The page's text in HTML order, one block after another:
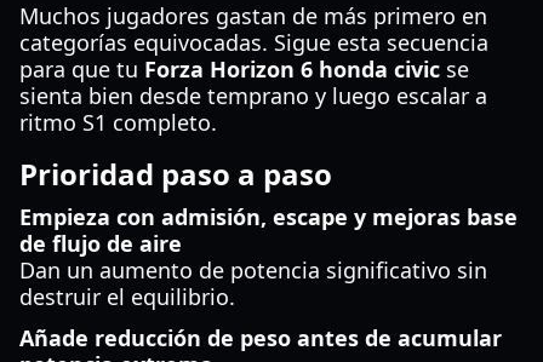
Muchos jugadores gastan de más primero en
categorías equivocadas. Sigue esta secuencia
para que tu Forza Horizon 6 honda civic se
sienta bien desde temprano y luego escalar a
ritmo S1 completo.
Prioridad paso a paso
Empieza con admisión, escape y mejoras base
de flujo de aire
Dan un aumento de potencia significativo sin
destruir el equilibrio.
Añade reducción de peso antes de acumular